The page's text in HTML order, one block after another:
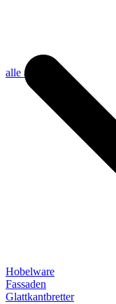
alle anzeigen
Hobelware
Fassaden
Glattkantbretter